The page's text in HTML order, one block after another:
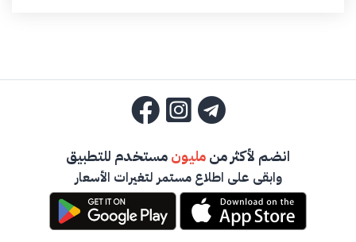
انضم لأكثر منمليونمستخدم للتطبيق
وابقى على اطلاع مستمر لتغيرات الأسعار